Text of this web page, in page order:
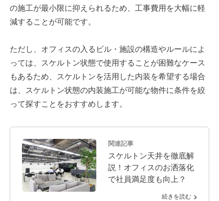
の施工が最小限に抑えられるため、工事費用を大幅に軽
減することが可能です。
ただし、オフィスの入るビル・施設の構造やルールによ
っては、スケルトン状態で使用することが困難なケース
もあるため、スケルトンを活用した内装を希望する場合
は、スケルトン状態の内装施工が可能な物件に条件を絞
って探すことをおすすめします。
関連記事
スケルトン天井を徹底解
説！オフィスのお洒落化
で社員満足度も向上？
続きを読む